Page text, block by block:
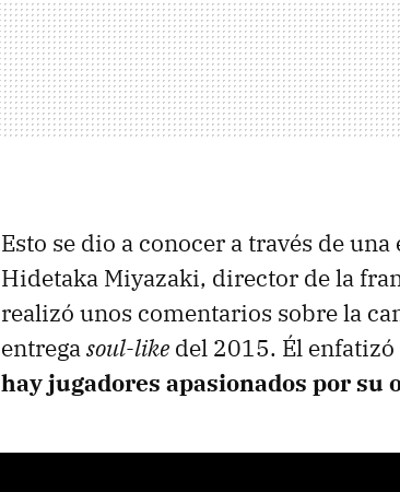
Esto se dio a conocer a través de
Hidetaka Miyazaki, director de la
realizó unos comentarios sobre la
entregasoul-like del 2015. Él enfatizó
hay jugadores apasionados por su